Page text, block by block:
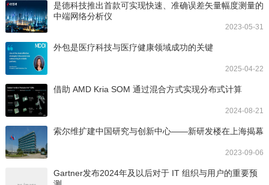
是德科技推出首款可实现快速、准确误差矢量幅度测量的
中端网络分析仪
2023-05-31
外包是医疗科技与医疗健康领域成功的关键
2025-04-22
借助 AMD Kria SOM 通过混合方式实现分布式计算
2024-08-21
索尔维扩建中国研究与创新中心——新研发楼在上海揭幕
2023-09-06
Gartner发布2024年及以后对于 IT 组织与用户的重要预